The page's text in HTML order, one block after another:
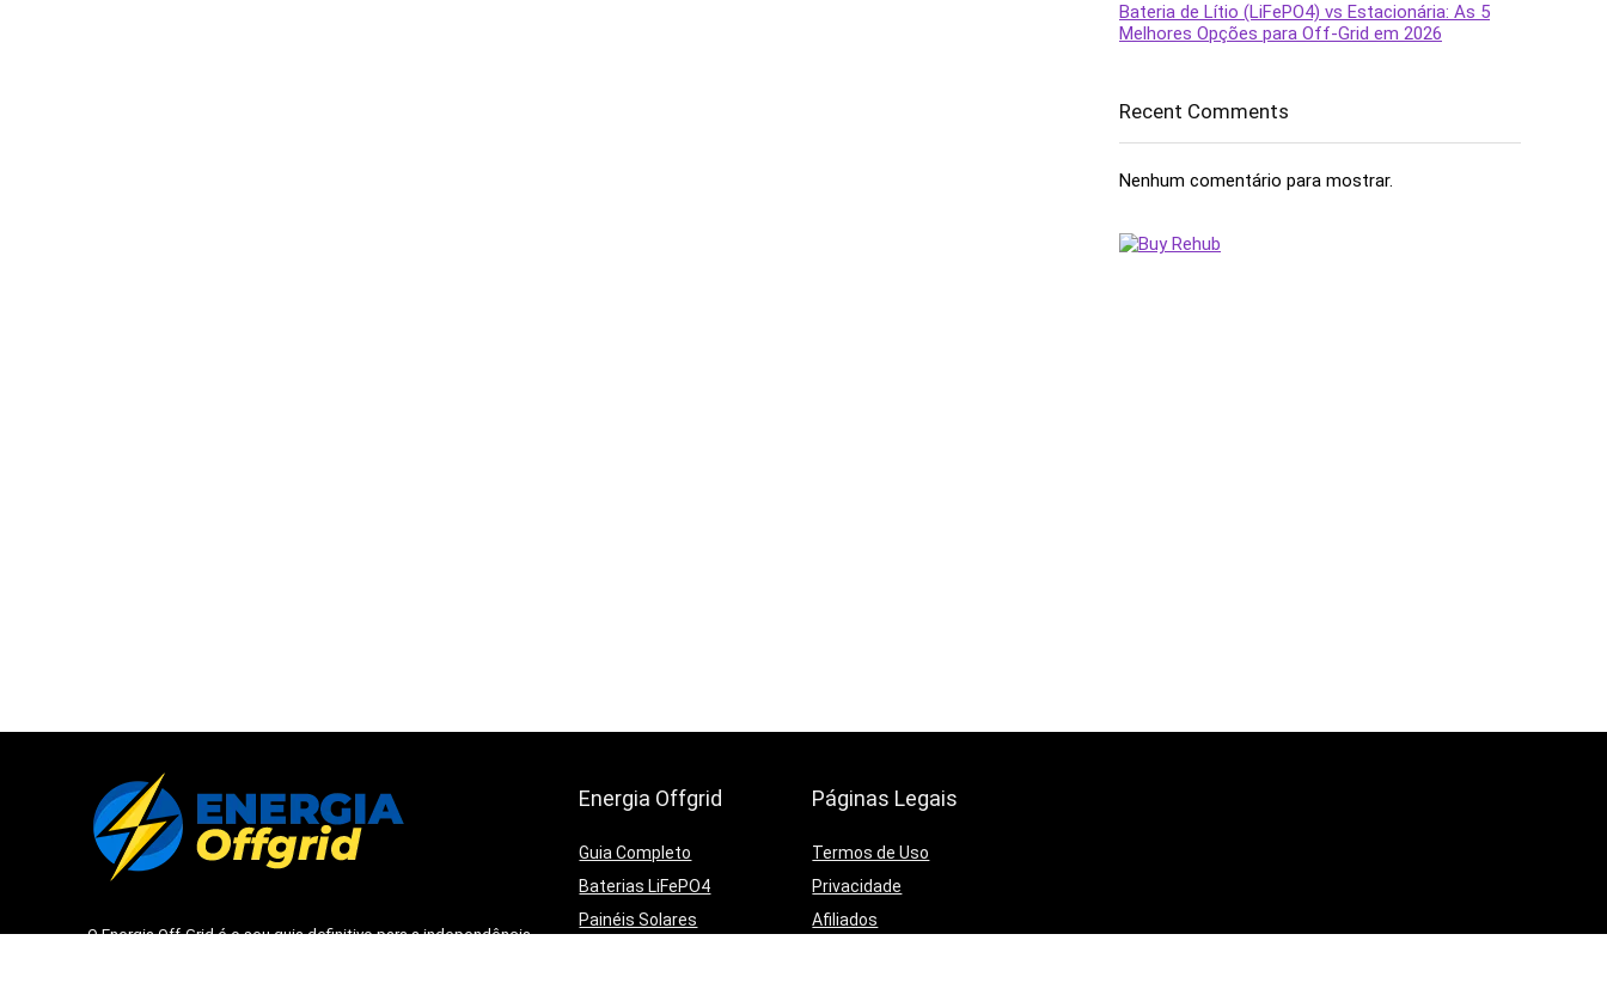
Bateria de Lítio (LiFePO4) vs Estacionária: As 5
Melhores Opções para Off-Grid em 2026
Recent Comments
Nenhum comentário para mostrar.
OEnergia Off-Gridé o seu guia definitivo para a independência
Energia Offgrid
Guia Completo
Baterias LiFePO4
Painéis Solares
Páginas Legais
Termos de Uso
Privacidade
Afiliados